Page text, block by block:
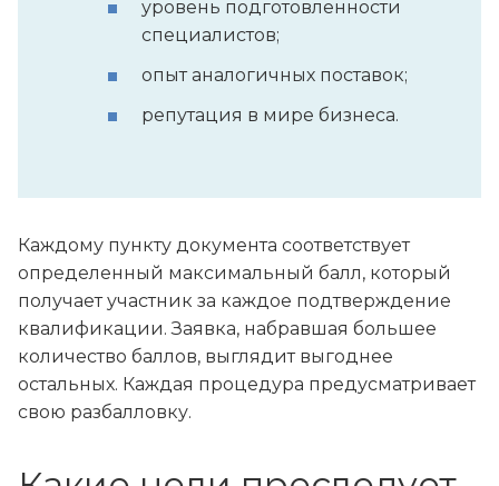
уровень подготовленности
специалистов;
опыт аналогичных поставок;
репутация в мире бизнеса.
Каждому пункту документа соответствует
определенный максимальный балл, который
получает участник за каждое подтверждение
квалификации. Заявка, набравшая большее
количество баллов, выглядит выгоднее
остальных. Каждая процедура предусматривает
свою разбалловку.